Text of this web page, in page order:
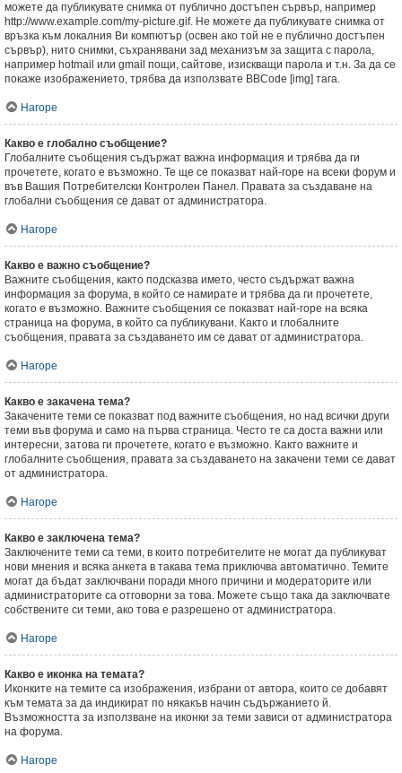
можете да публикувате снимка от публично достъпен сървър, например
http://www.example.com/my-picture.gif. Не можете да публикувате снимка от
връзка към локалния Ви компютър (освен ако той не е публично достъпен
сървър), нито снимки, съхранявани зад механизъм за защита с парола,
например hotmail или gmail пощи, сайтове, изискващи парола и т.н. За да се
покаже изображението, трябва да използвате BBCode [img] тага.
Нагоре
Какво е глобално съобщение?
Глобалните съобщения съдържат важна информация и трябва да ги
прочетете, когато е възможно. Те ще се показват най-горе на всеки форум и
във Вашия Потребителски Контролен Панел. Правата за създаване на
глобални съобщения се дават от администратора.
Нагоре
Какво е важно съобщение?
Важните съобщения, както подсказва името, често съдържат важна
информация за форума, в който се намирате и трябва да ги прочетете,
когато е възможно. Важните съобщения се показват най-горе на всяка
страница на форума, в който са публикувани. Както и глобалните
съобщения, правата за създаването им се дават от администратора.
Нагоре
Какво е закачена тема?
Закачените теми се показват под важните съобщения, но над всички други
теми във форума и само на първа страница. Често те са доста важни или
интересни, затова ги прочетете, когато е възможно. Както важните и
глобалните съобщения, правата за създаването на закачени теми се дават
от администратора.
Нагоре
Какво е заключена тема?
Заключените теми са теми, в които потребителите не могат да публикуват
нови мнения и всяка анкета в такава тема приключва автоматично. Темите
могат да бъдат заключвани поради много причини и модераторите или
администраторите са отговорни за това. Можете също така да заключвате
собствените си теми, ако това е разрешено от администратора.
Нагоре
Какво е иконка на темата?
Иконките на темите са изображения, избрани от автора, които се добавят
към темата за да индикират по някакъв начин съдържанието й.
Възможността за използване на иконки за теми зависи от администратора
на форума.
Нагоре